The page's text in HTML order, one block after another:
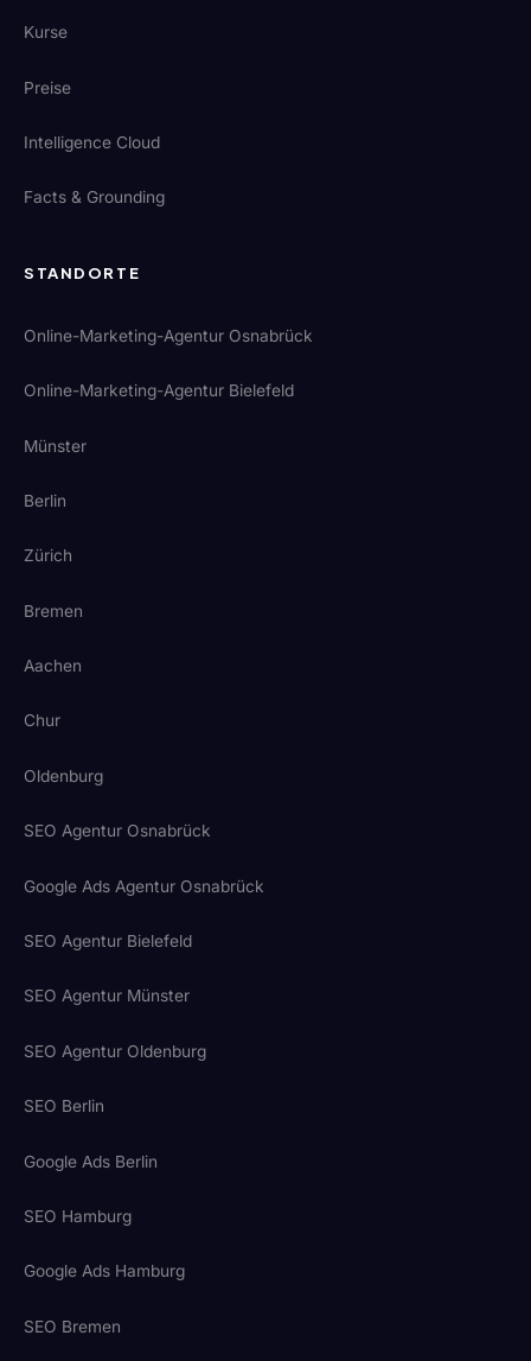
Kurse
Preise
Intelligence Cloud
Facts & Grounding
STANDORTE
Online-Marketing-Agentur Osnabrück
Online-Marketing-Agentur Bielefeld
Münster
Berlin
Zürich
Bremen
Aachen
Chur
Oldenburg
SEO Agentur Osnabrück
Google Ads Agentur Osnabrück
SEO Agentur Bielefeld
SEO Agentur Münster
SEO Agentur Oldenburg
SEO Berlin
Google Ads Berlin
SEO Hamburg
Google Ads Hamburg
SEO Bremen